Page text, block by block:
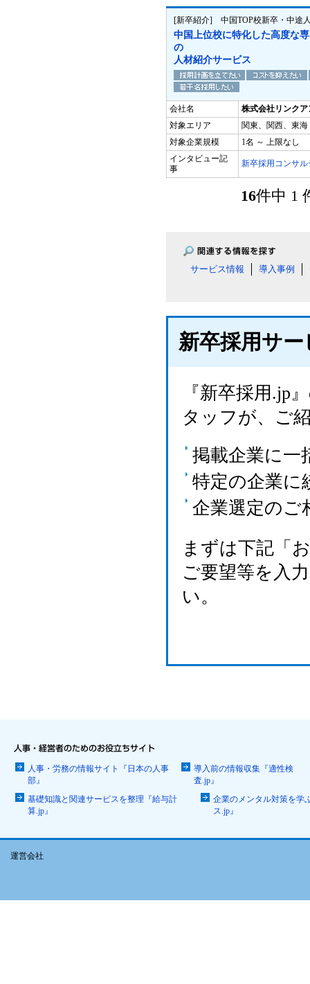
[新卒紹介] 中国TOP校新卒・中途
中国上位校に特化した高度な
の
人材紹介サービス
会社名
株式会社リンク
対象エリア
関東、関西、東海
対象企業規模
1名 ～ 上限なし
インタビュー記
事
新卒採用コンサル
16件中 1
サービス情報 導入事例
新卒採用サ
『新卒採用.jp
タッフが、ご
掲載企業に一
特定の企業に
企業選定のご
まずは下記「
ご要望等を入
い。
人事・労務の情報サイト『日本の人事
部』
導入前の情報収集『適性検
査.jp』
基礎知識と関連サービスを整理『給与計
算.jp』
企業のメンタル対策を学
ス.jp』
運営会社